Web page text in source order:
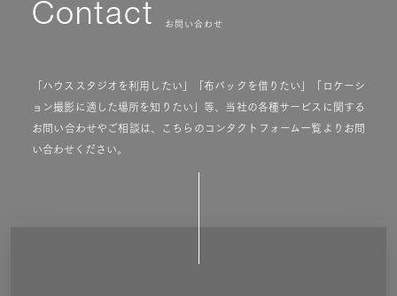
Contact お問い合わせ
「ハウススタジオを利用したい」「布バックを借りたい」「ロケーシ
ョン撮影に適した場所を知りたい」等、当社の各種サービスに関する
お問い合わせやご相談は、こちらのコンタクトフォーム一覧よりお問
い合わせください。